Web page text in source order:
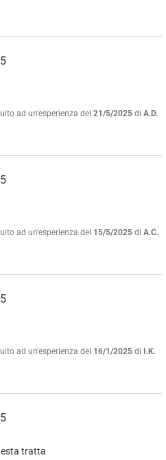
5
ad un'esperienza del 21/5/2025 di A.D.
5
ad un'esperienza del 15/5/2025 di A.C.
5
ad un'esperienza del 16/1/2025 di I.K.
5
tratta